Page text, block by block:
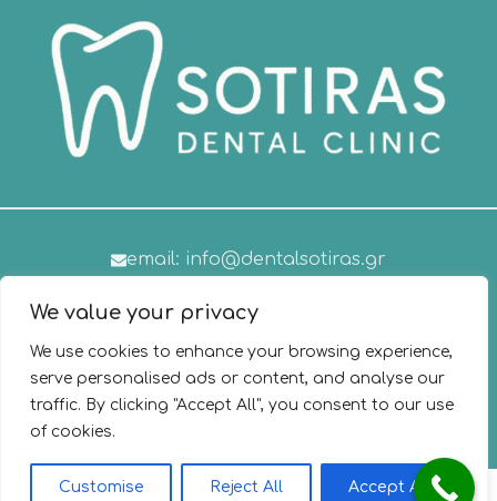
We value your privacy
We use cookies to enhance your browsing experience,
serve personalised ads or content, and analyse our
traffic. By clicking "Accept All", you consent to our use
of cookies.
Customise Reject All Accept All
email: info@dentalsotiras.gr
2026®Dental Sotiras. All Rights Reserved.| Powered by
VoulCom.